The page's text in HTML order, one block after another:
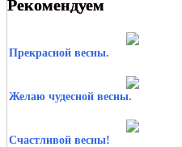
Рекомендуем
Прекрасной весны.
Желаю чудесной весны.
Счастливой весны!